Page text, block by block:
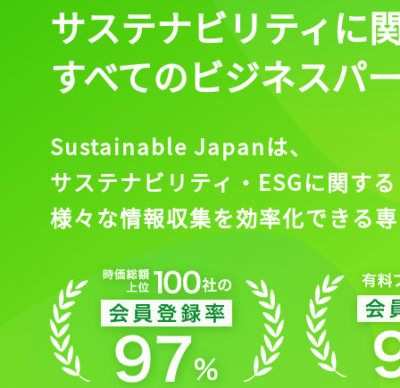
サステナビリティに
すべてのビジネスパ
Sustainable Japanは、
サステナビリティ・ESGに関する
様々な情報収集を効率化できる